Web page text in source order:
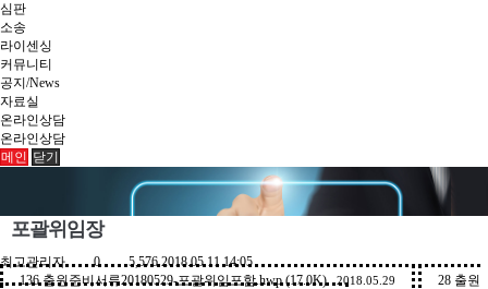
심판
소송
라이센싱
커뮤니티
공지/News
자료실
온라인상담
온라인상담
메인 닫기
포괄위임장
최고관리자 0 5,5762018.05.11 14:05
136출원준비서류20180529-포괄위임포함.hwp (17.0K)2018.05.29 28 출원